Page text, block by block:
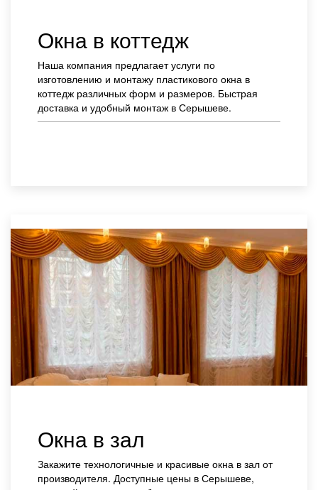
Окна в коттедж
Наша компания предлагает услуги по
изготовлению и монтажу пластикового окна в
коттедж различных форм и размеров. Быстрая
доставка и удобный монтаж в Серышеве.
Окна в зал
Закажите технологичные и красивые окна в зал от
производителя. Доступные цены в Серышеве,